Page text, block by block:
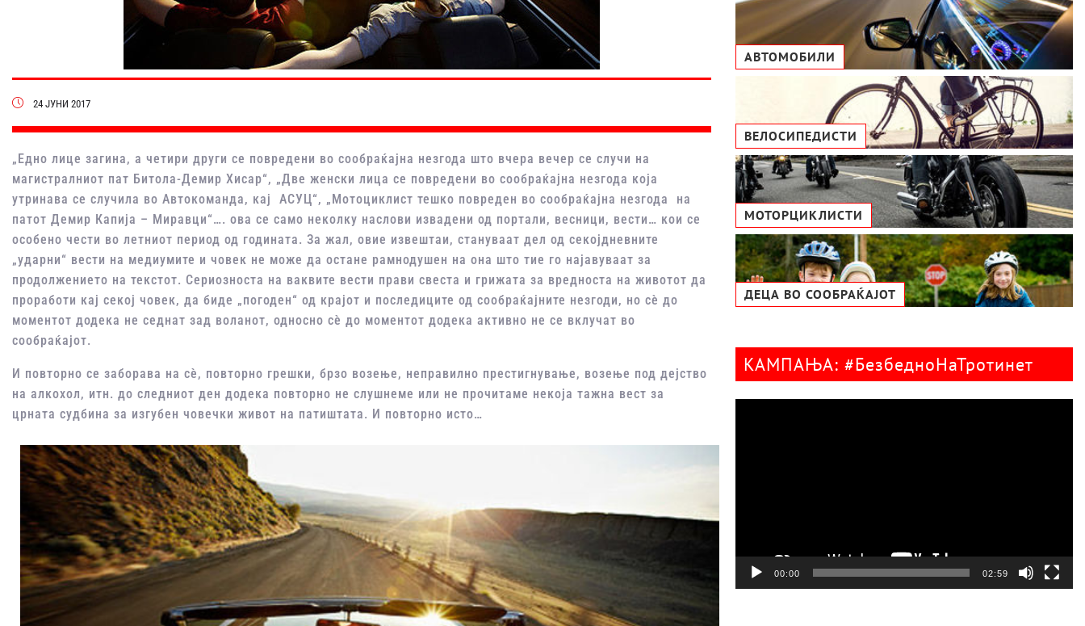
24 ЈУНИ 2017
„Едно лице загина, а четири други се повредени во сообраќајна незгода што вчера вечер се случи на
магистралниот пат Битола-Демир Хисар“, „Две женски лица се повредени во сообраќајна незгода која
утринава се случила во Автокоманда, кај АСУЦ“, „Мотоциклист тешко повреден во сообраќајна незгода на
патот Демир Капија – Миравци“…. ова се само неколку наслови извадени од портали, весници, вести… кои се
особено чести во летниот период од годината. За жал, овие извештаи, стануваат дел од секојдневните
„ударни“ вести на медиумите и човек не може да остане рамнодушен на она што тие го најавуваат за
продолжението на текстот. Сериозноста на ваквите вести прави свеста и грижата за вредноста на животот да
проработи кај секој човек, да биде „погоден“ од крајот и последиците од сообраќајните незгоди, но сѐ до
моментот додека не седнат зад воланот, односно сѐ до моментот додека активно не се вклучат во
сообраќајот.
И повторно се заборава на сѐ, повторно грешки, брзо возење, неправилно престигнување, возење под дејство
на алкохол, итн. до следниот ден додека повторно не слушнеме или не прочитаме некоја тажна вест за
црната судбина за изгубен човечки живот на патиштата. И повторно исто…
АВТОМОБИЛИ
ВЕЛОСИПЕДИСТИ
МОТОРЦИКЛИСТИ
ДЕЦА ВО СООБРАЌАЈОТ
КАМПАЊА: #БезбедноНаТротинет
00:00 02:59